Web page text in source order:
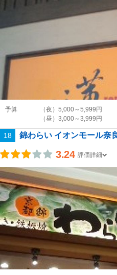
予算
（夜）5,000～5,999円
（昼）3,000～3,999円
18 錦わらい イオンモール奈
3.24 評価詳細